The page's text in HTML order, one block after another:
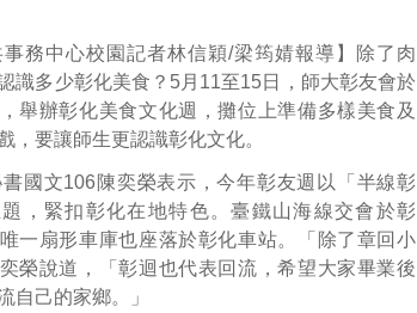
事務中心校園記者林信穎/梁筠婧報導】除了肉
識多少彰化美食？5月11至15日，師大彰友會於
舉辦彰化美食文化週，攤位上準備多樣美食及
，要讓師生更認識彰化文化。
國文106陳奕榮表示，今年彰友週以「半線彰
，緊扣彰化在地特色。臺鐵山海線交會於彰
一扇形車庫也座落於彰化車站。「除了章回小
榮說道，「彰迴也代表回流，希望大家畢業後
自己的家鄉。」